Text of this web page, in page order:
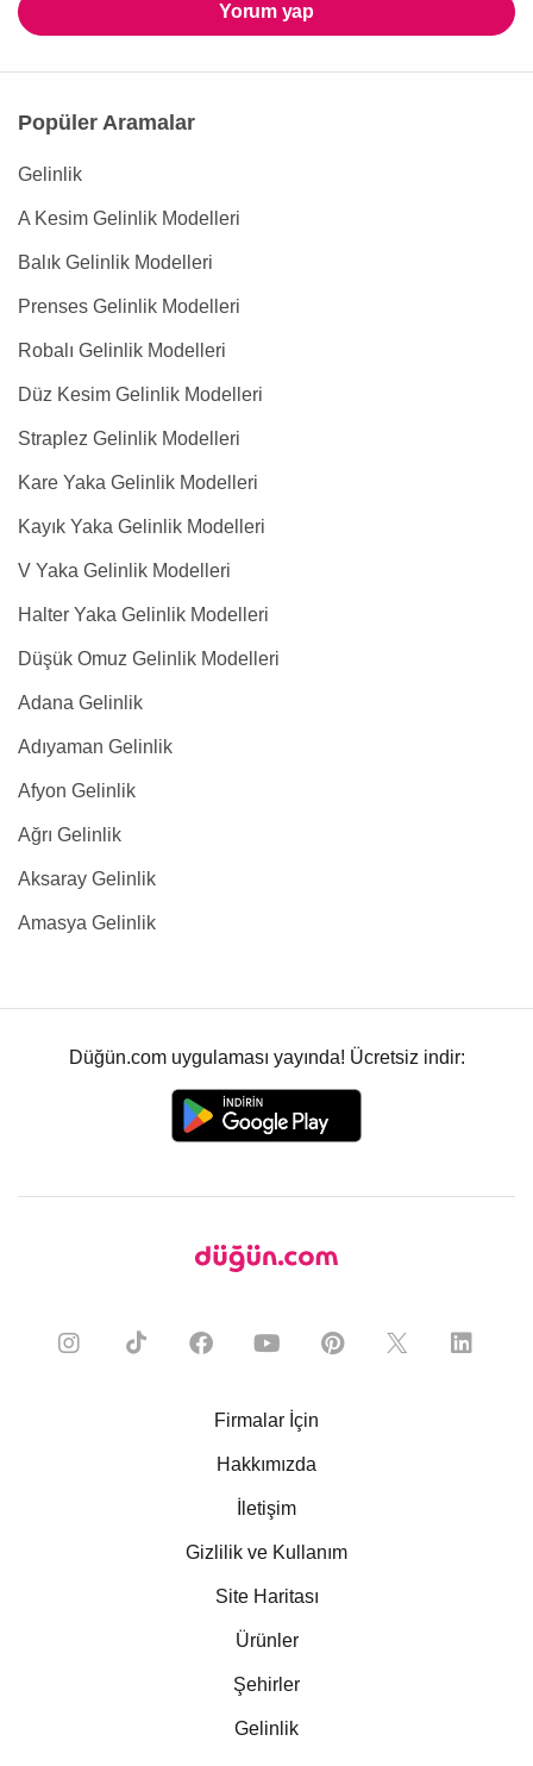
Yorum yap
Popüler Aramalar
Gelinlik
A Kesim Gelinlik Modelleri
Balık Gelinlik Modelleri
Prenses Gelinlik Modelleri
Robalı Gelinlik Modelleri
Düz Kesim Gelinlik Modelleri
Straplez Gelinlik Modelleri
Kare Yaka Gelinlik Modelleri
Kayık Yaka Gelinlik Modelleri
V Yaka Gelinlik Modelleri
Halter Yaka Gelinlik Modelleri
Düşük Omuz Gelinlik Modelleri
Adana Gelinlik
Adıyaman Gelinlik
Afyon Gelinlik
Ağrı Gelinlik
Aksaray Gelinlik
Amasya Gelinlik
Düğün.com uygulaması yayında! Ücretsiz indir:
Firmalar İçin
Hakkımızda
İletişim
Gizlilik ve Kullanım
Site Haritası
Ürünler
Şehirler
Gelinlik